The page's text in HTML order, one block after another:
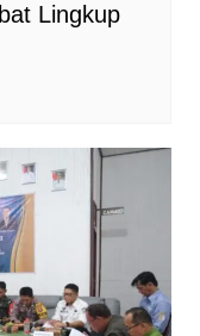
Lingkup